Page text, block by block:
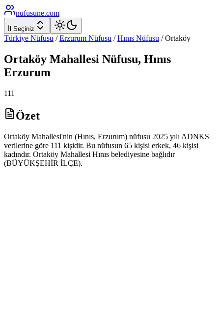
nufusune.com
İl Seçiniz
Türkiye Nüfusu / Erzurum Nüfusu / Hınıs Nüfusu /Ortaköy
Ortaköy Mahallesi Nüfusu, Hınıs
Erzurum
111
Özet
Ortaköy Mahallesi'nin (Hınıs, Erzurum) nüfusu 2025 yılı ADNKS
verilerine göre 111 kişidir. Bu nüfusun 65 kişisi erkek, 46 kişisi
kadındır. Ortaköy Mahallesi Hınıs belediyesine bağlıdır
(BÜYÜKŞEHİR İLÇE).